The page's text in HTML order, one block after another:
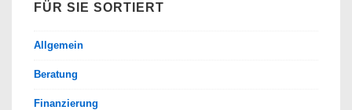
FÜR SIE SORTIERT
Allgemein
Beratung
Finanzierung